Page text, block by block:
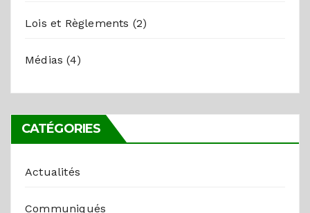
Lois et Règlements (2)
Médias (4)
CATÉGORIES
Actualités
Communiqués